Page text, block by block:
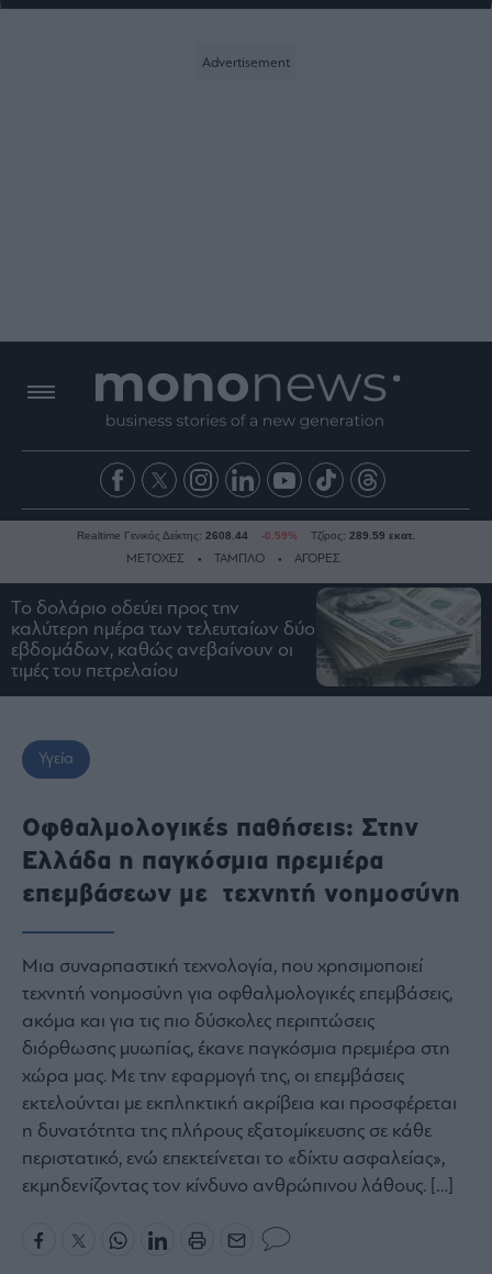
Ειδήσεις
Οικονομία
Τράπεζες
Ναυτιλία
Estate
Ενέργεια
Πολιτική
Bloomberg
Financial
Times
The
Wiseman
301
Realtime Γενικός Δείκτης: 2608.44 -0.59% Τζίρος: 289.59 εκατ.
ΜΕΤΟΧΕΣ ΤΑΜΠΛΟ ΑΓΟΡΕΣ
Το δολάριο οδεύει προς την
καλύτερη ημέρα των τελευταίων δύο
εβδομάδων, καθώς ανεβαίνουν οι
τιμές του πετρελαίου
Υγεία
Οφθαλμολογικές παθήσεις: Στην
Ελλάδα η παγκόσμια πρεμιέρα
επεμβάσεων με τεχνητή νοημοσύνη
Μια συναρπαστική τεχνολογία, που χρησιμοποιεί
τεχνητή νοημοσύνη για οφθαλμολογικές επεμβάσεις,
ακόμα και για τις πιο δύσκολες περιπτώσεις
διόρθωσης μυωπίας, έκανε παγκόσμια πρεμιέρα στη
χώρα μας. Με την εφαρμογή της, οι επεμβάσεις
εκτελούνται με εκπληκτική ακρίβεια και προσφέρεται
η δυνατότητα της πλήρους εξατομίκευσης σε κάθε
περιστατικό, ενώ επεκτείνεται το «δίχτυ ασφαλείας»,
εκμηδενίζοντας τον κίνδυνο ανθρώπινου λάθους. […]